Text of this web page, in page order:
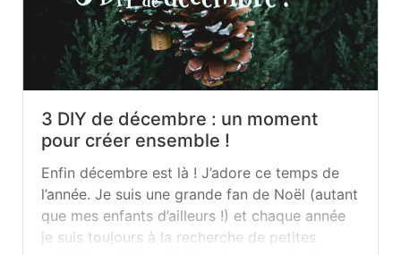
3 DIY de décembre : un moment
pour créer ensemble !
Enfin décembre est là ! J’adore ce temps de
l’année. Je suis une grande fan de Noël (autant
que mes enfants d’ailleurs !) et chaque année
je suis toujours à la recherche de petites